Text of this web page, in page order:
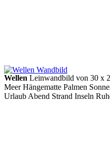
Wellen Leinwandbild von 30 x
Meer Hängematte Palmen
Urlaub Abend Strand Inseln